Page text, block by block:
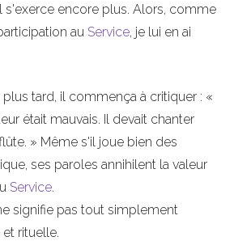
s'exerce encore plus. Alors, comme
au Service, je lui en ai
tard, il commença à critiquer : «
était mauvais. Il devait chanter
» Même s'il joue bien des
ses paroles annihilent la valeur
Service.
signifie pas tout simplement
rituelle.